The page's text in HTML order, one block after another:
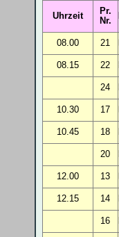
Uhrzeit
Pr.
Nr.
08.00 21
08.15 22
24
10.30 17
10.45 18
20
12.00 13
12.15 14
16